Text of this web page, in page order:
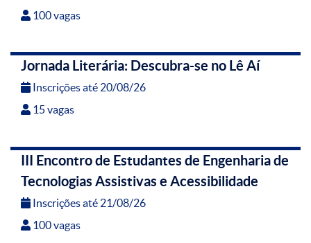
100 vagas
Jornada Literária: Descubra-se no Lê Aí
Inscrições até 20/08/26
15 vagas
III Encontro de Estudantes de Engenharia de
Tecnologias Assistivas e Acessibilidade
Inscrições até 21/08/26
100 vagas